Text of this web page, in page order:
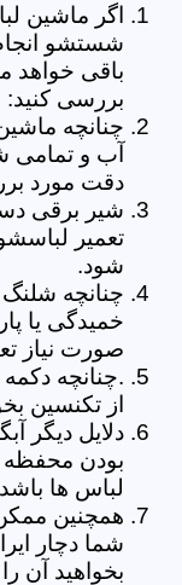
اگر ماشین
شستشو
باقی خواهد
بررسی کنید:
چنانچه
آب و تمامی
دقت مورد
شیر برقی
تعمیر
شود.
چنانچه
خمیدگی یا
صورت نیاز
.چنانچه
از تکنسین
دلایل دیگر
بودن محفظه
لباس ها
همچنین
شما دچار
بخواهید آن